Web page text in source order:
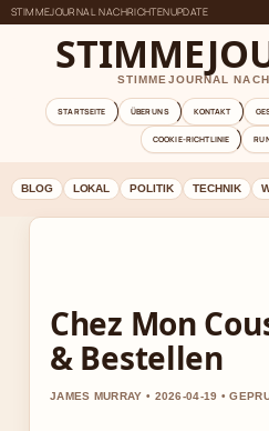
STIMMEJOURNAL NACHRICHTENUPDATE
STIMMEJOURNAL
STARTSEITE ÜBER UNS KONTAKT
COOKIE-RICHTLINIE
BLOG LOKAL POLITIK TECHNIK
Chez Mon
& Bestellen
JAMES MURRAY • 2026-04-19 •